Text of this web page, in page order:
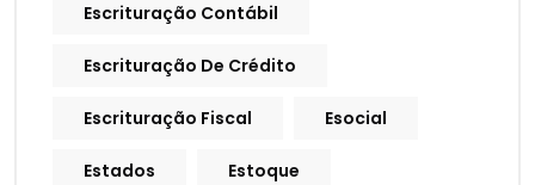
Escrituração Contábil
Escrituração De Crédito
Escrituração Fiscal Esocial
Estados Estoque